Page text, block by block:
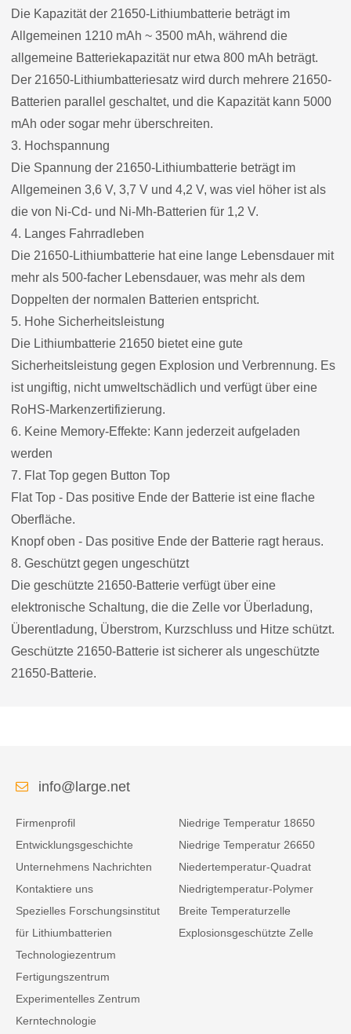
Die Kapazität der 21650-Lithiumbatterie beträgt im
Allgemeinen 1210 mAh ~ 3500 mAh, während die
allgemeine Batteriekapazität nur etwa 800 mAh beträgt.
Der 21650-Lithiumbatteriesatz wird durch mehrere 21650-
Batterien parallel geschaltet, und die Kapazität kann 5000
mAh oder sogar mehr überschreiten.
3. Hochspannung
Die Spannung der 21650-Lithiumbatterie beträgt im
Allgemeinen 3,6 V, 3,7 V und 4,2 V, was viel höher ist als
die von Ni-Cd- und Ni-Mh-Batterien für 1,2 V.
4. Langes Fahrradleben
Die 21650-Lithiumbatterie hat eine lange Lebensdauer mit
mehr als 500-facher Lebensdauer, was mehr als dem
Doppelten der normalen Batterien entspricht.
5. Hohe Sicherheitsleistung
Die Lithiumbatterie 21650 bietet eine gute
Sicherheitsleistung gegen Explosion und Verbrennung. Es
ist ungiftig, nicht umweltschädlich und verfügt über eine
RoHS-Markenzertifizierung.
6. Keine Memory-Effekte: Kann jederzeit aufgeladen
werden
7. Flat Top gegen Button Top
Flat Top - Das positive Ende der Batterie ist eine flache
Oberfläche.
Knopf oben - Das positive Ende der Batterie ragt heraus.
8. Geschützt gegen ungeschützt
Die geschützte 21650-Batterie verfügt über eine
elektronische Schaltung, die die Zelle vor Überladung,
Überentladung, Überstrom, Kurzschluss und Hitze schützt.
Geschützte 21650-Batterie ist sicherer als ungeschützte
21650-Batterie.
info@large.net
Firmenprofil
Entwicklungsgeschichte
Unternehmens Nachrichten
Kontaktiere uns
Spezielles Forschungsinstitut
für Lithiumbatterien
Technologiezentrum
Fertigungszentrum
Experimentelles Zentrum
Kerntechnologie
Niedrige Temperatur 18650
Niedrige Temperatur 26650
Niedertemperatur-Quadrat
Niedrigtemperatur-Polymer
Breite Temperaturzelle
Explosionsgeschützte Zelle